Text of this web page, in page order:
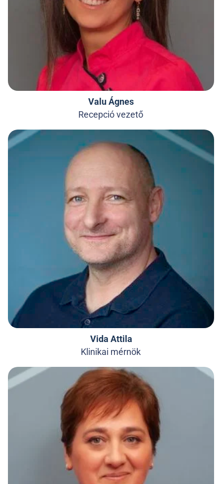
Valu Ágnes
Recepció vezető
Vida Attila
Klinikai mérnök